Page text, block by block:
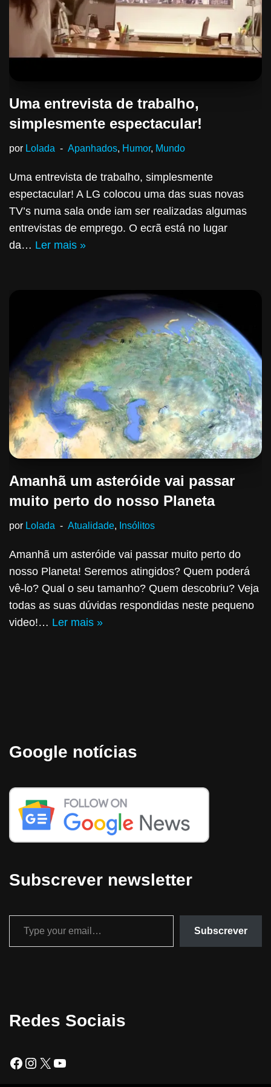
Uma entrevista de trabalho,
simplesmente espectacular!
por Lolada Apanhados Humor, Mundo
Uma entrevista de trabalho, simplesmente
espectacular! A LG colocou uma das suas novas
TV’s numa sala onde iam ser realizadas algumas
entrevistas de emprego. O ecrã está no lugar
da… Ler mais »
Amanhã um asteróide vai passar
muito perto do nosso Planeta
por Lolada Atualidade, Insólitos
Amanhã um asteróide vai passar muito perto do
nosso Planeta! Seremos atingidos? Quem poderá
vê-lo? Qual o seu tamanho? Quem descobriu? Veja
todas as suas dúvidas respondidas neste pequeno
video!… Ler mais »
Google notícias
Subscrever newsletter
Subscrever
Redes Sociais